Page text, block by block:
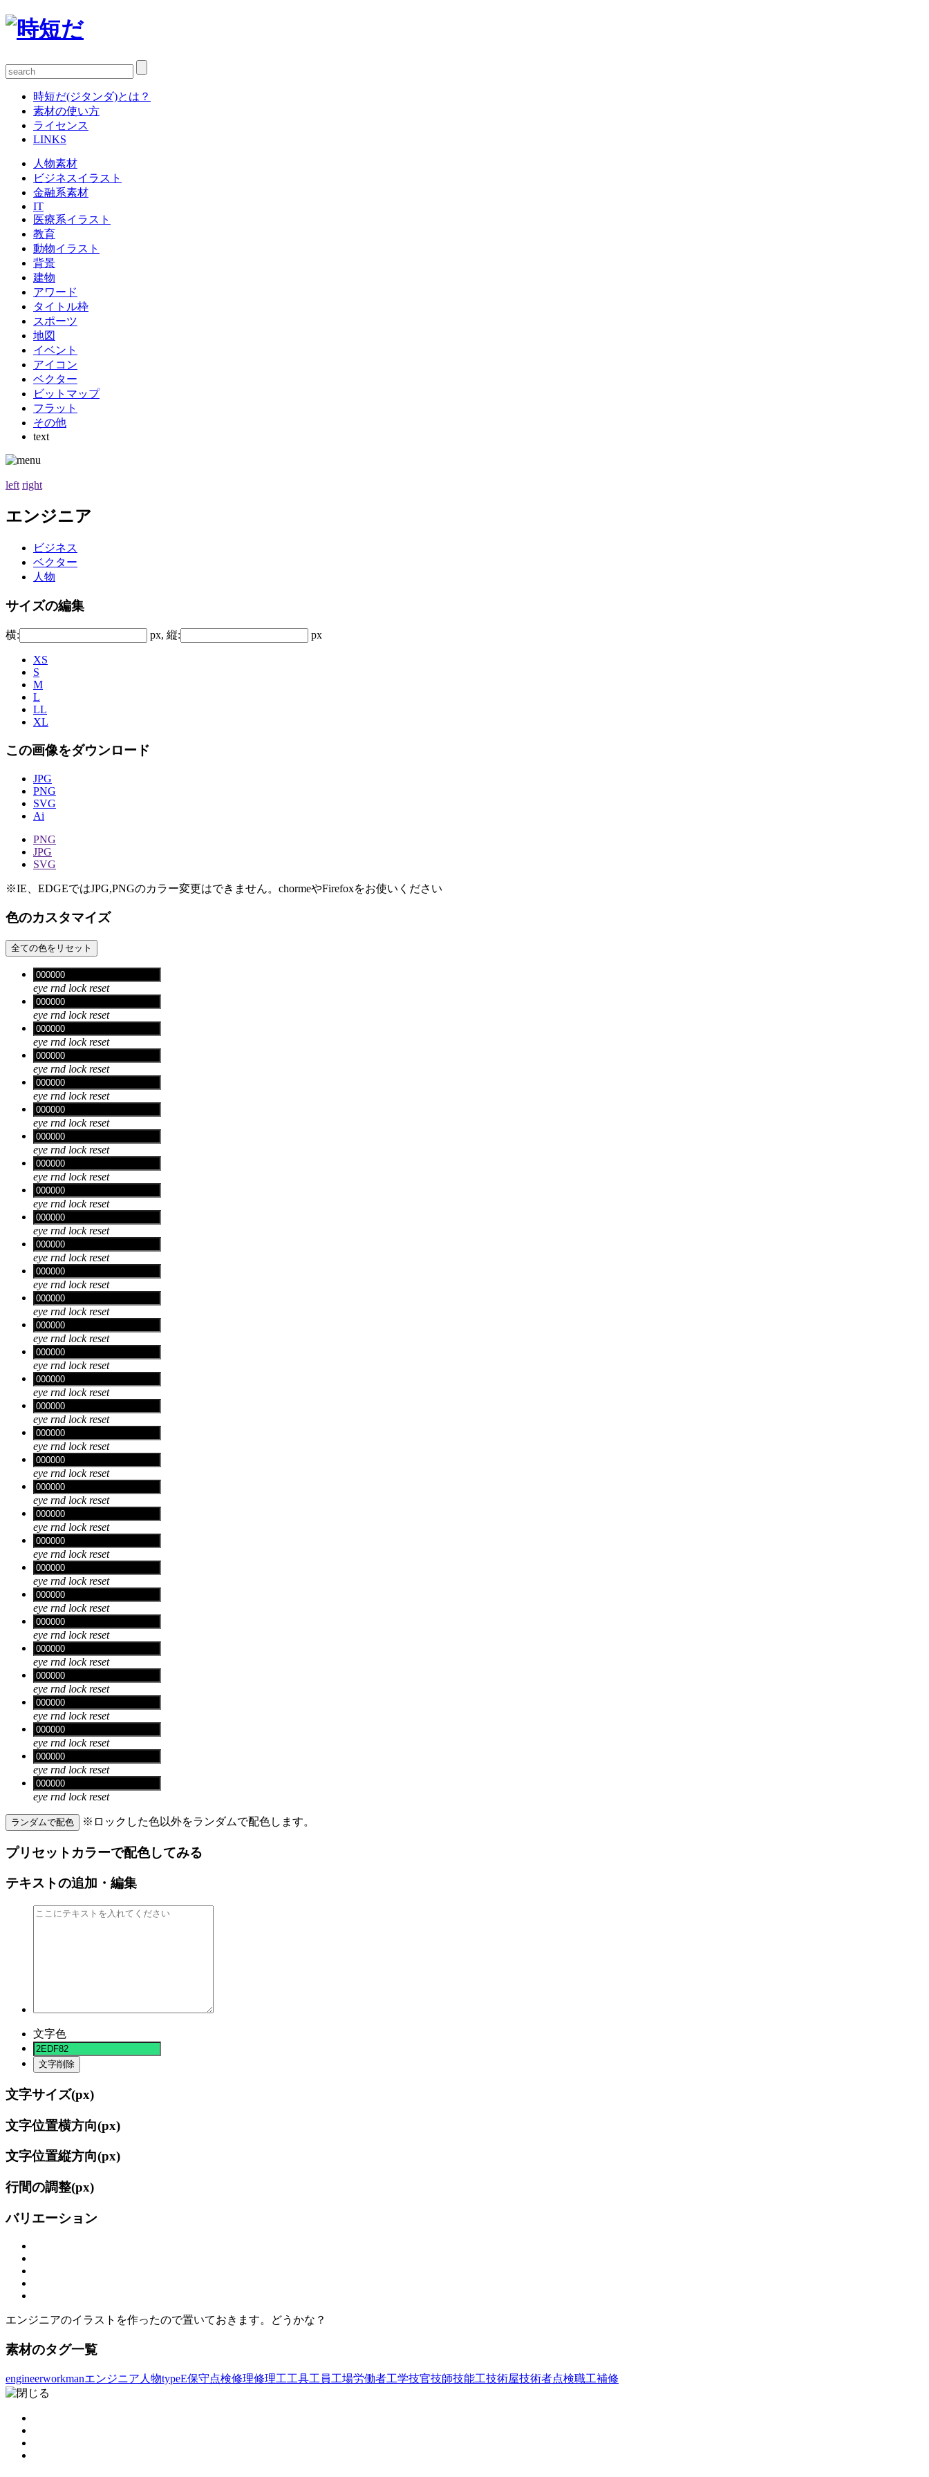
時短だ(ジタンダ)とは？
素材の使い方
ライセンス
LINKS
人物素材
ビジネスイラスト
金融系素材
IT
医療系イラスト
教育
動物イラスト
背景
建物
アワード
タイトル枠
スポーツ
地図
イベント
アイコン
ベクター
ビットマップ
フラット
その他
text
left right
エンジニア
ビジネス
ベクター
人物
サイズの編集
横: px, 縦: px
XS
S
M
L
LL
XL
この画像をダウンロード
JPG
PNG
SVG
Ai
PNG
JPG
SVG
※IE、EDGEではJPG,PNGのカラー変更はできません。chormeやFirefoxをお使いください
色のカスタマイズ
全ての色をリセット
eye rnd lock reset
eye rnd lock reset
eye rnd lock reset
eye rnd lock reset
eye rnd lock reset
eye rnd lock reset
eye rnd lock reset
eye rnd lock reset
eye rnd lock reset
eye rnd lock reset
eye rnd lock reset
eye rnd lock reset
eye rnd lock reset
eye rnd lock reset
eye rnd lock reset
eye rnd lock reset
eye rnd lock reset
eye rnd lock reset
eye rnd lock reset
eye rnd lock reset
eye rnd lock reset
eye rnd lock reset
eye rnd lock reset
eye rnd lock reset
eye rnd lock reset
eye rnd lock reset
eye rnd lock reset
eye rnd lock reset
eye rnd lock reset
eye rnd lock reset
eye rnd lock reset
ランダムで配色 ※ロックした色以外をランダムで配色します。
プリセットカラーで配色してみる
テキストの追加・編集
文字色
文字削除
文字サイズ(px)
文字位置横方向(px)
文字位置縦方向(px)
行間の調整(px)
バリエーション
エンジニアのイラストを作ったので置いておきます。どうかな？
素材のタグ一覧
engineerworkmanエンジニア 人物typeE保守点検修理修理工工具工員工場労働者工学技官技師技能工技術屋技術者点検職工補修